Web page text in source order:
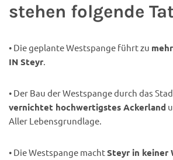
stehen folgende
• Die geplante Westspange führt zu
IN Steyr.
• Der Bau der Westspange durch das
vernichtet hochwertigstes Ackerland
Aller Lebensgrundlage.
• Die Westspange machtSteyr in keiner